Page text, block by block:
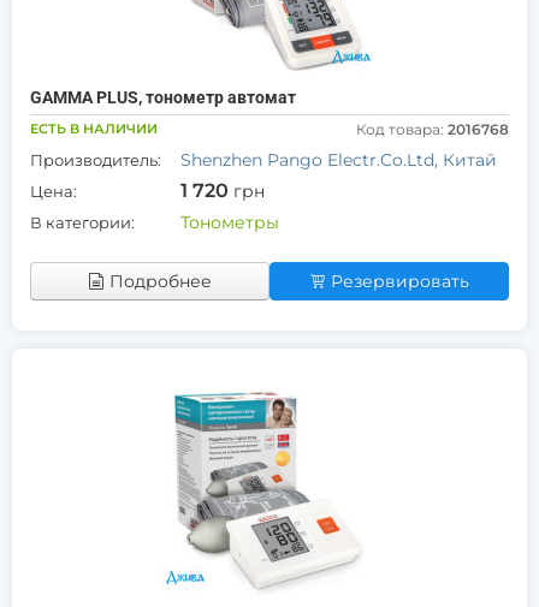
GAMMA PLUS, тонометр автомат
ЕСТЬ В НАЛИЧИИ Код товара: 2016768
Производитель: Shenzhen Pango Electr.Co.Ltd, Китай
Цена: 1 720 грн
В категории: Тонометры
Подробнее Резервировать